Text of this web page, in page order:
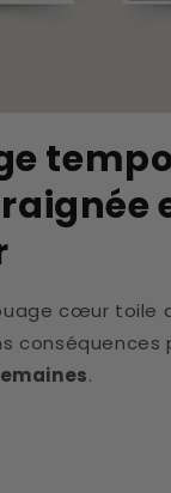
cœur toile
conséquences
.